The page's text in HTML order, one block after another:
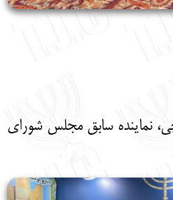
نماینده سابق مجلس شورای